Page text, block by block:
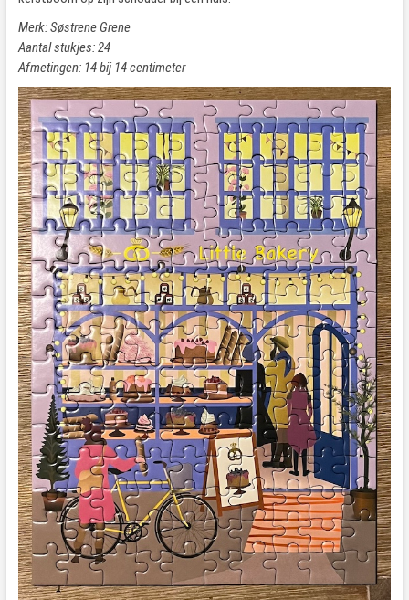
Merk: Søstrene Grene
Aantal stukjes: 24
Afmetingen: 14 bij 14 centimeter